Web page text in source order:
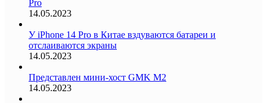
Pro
14.05.2023
У iPhone 14 Pro в Китае вздуваются батареи и
отслаиваются экраны
14.05.2023
Представлен мини-хост GMK M2
14.05.2023